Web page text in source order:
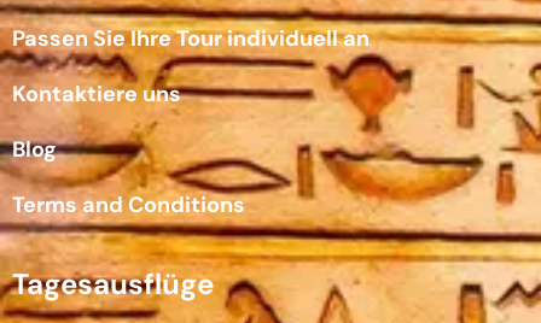
Passen Sie Ihre Tour individuell an
Kontaktiere uns
Blog
Terms and Conditions
Tagesausflüge